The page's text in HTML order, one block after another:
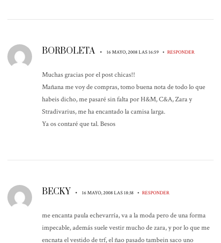
BORBOLETA • 16 MAYO, 2008 LAS 16:59 • RESPONDER
Muchas gracias por el post chicas!!
Mañana me voy de compras, tomo buena nota de todo lo que
habeis dicho, me pasaré sin falta por H&M, C&A, Zara y
Stradivarius, me ha encantado la camisa larga.
Ya os contaré que tal. Besos
BECKY • 16 MAYO, 2008 LAS 18:38 • RESPONDER
me encanta paula echevarría, va a la moda pero de una forma
impecable, además suele vestir mucho de zara, y por lo que me
encnata el vestido de trf, el ñao pasado tambein saco uno